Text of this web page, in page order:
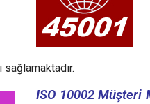
sağlamaktadır.
ISO 10002 Müşteri